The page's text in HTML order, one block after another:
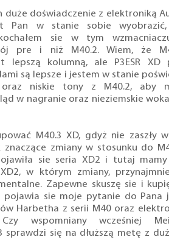
duże doświadczenie z elektroniką
Pan w stanie sobie
sie w tym
pre i niż M40.2. Wiem, że
lepszą kolumną, ale P3ESR XD
są lepsze i jestem w stanie
oraz niskie tony z M40.2, aby
w nagranie oraz nieziemskie
M40.3 XD, gdyż nie zaszły
zmiany w stosunku do
sie seria XD2 i tutaj
w którym zmiany,
Zapewne skuszę sie i
pojawia sie moje pytanie do Pana
Harbetha z serii M40 oraz
wspomniany wcześniej
sprawdzi się na dłuższą metę z